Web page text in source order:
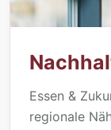
Essen &
regionale